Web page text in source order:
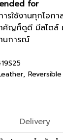
for
รใช้งานทุกโอกา
ำคัญก็ดูดี มีสไตล์
นการณ์
, Reversible
Delivery